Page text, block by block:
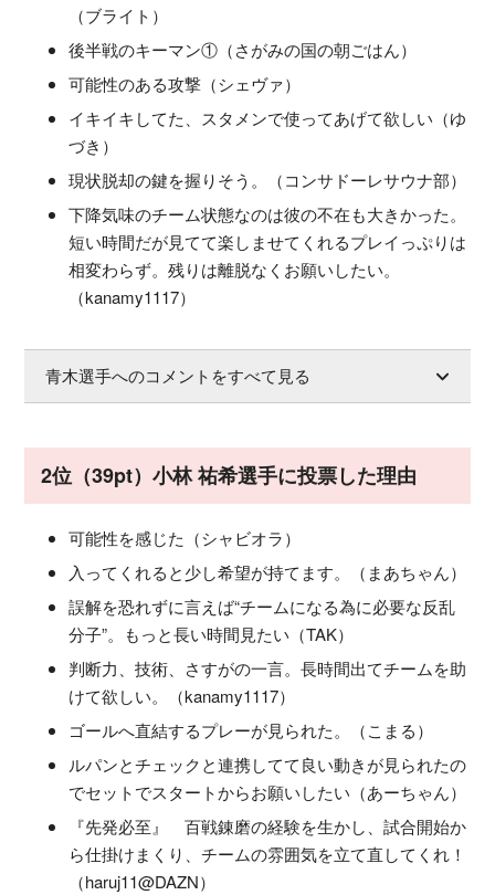
（ブライト）
後半戦のキーマン①（さがみの国の朝ごはん）
可能性のある攻撃（シェヴァ）
イキイキしてた、スタメンで使ってあげて欲しい（ゆ
づき）
現状脱却の鍵を握りそう。（コンサドーレサウナ部）
下降気味のチーム状態なのは彼の不在も大きかった。
短い時間だが見てて楽しませてくれるプレイっぷりは
相変わらず。残りは離脱なくお願いしたい。
（kanamy1117）
青木選手へのコメントをすべて見る
2位（39pt）小林 祐希選手に投票した理由
可能性を感じた（シャビオラ）
入ってくれると少し希望が持てます。（まあちゃん）
誤解を恐れずに言えば“チームになる為に必要な反乱
分子”。もっと長い時間見たい（TAK）
判断力、技術、さすがの一言。長時間出てチームを助
けて欲しい。（kanamy1117）
ゴールへ直結するプレーが見られた。（こまる）
ルパンとチェックと連携してて良い動きが見られたの
でセットでスタートからお願いしたい（あーちゃん）
『先発必至』 百戦錬磨の経験を生かし、試合開始か
ら仕掛けまくり、チームの雰囲気を立て直してくれ！
（haruj11@DAZN）